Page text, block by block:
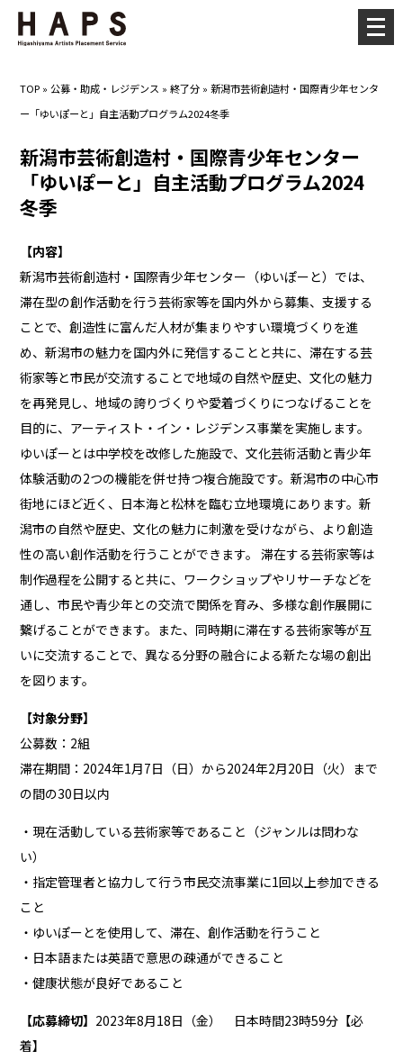
TOP »公募・助成・レジデンス »終了分 »新潟市芸術創造村・国際青少年センタ
ー「ゆいぽーと」自主活動プログラム2024冬季
新潟市芸術創造村・国際青少年センター
「ゆいぽーと」自主活動プログラム2024
冬季
【内容】
新潟市芸術創造村・国際青少年センター（ゆいぽーと）では、
滞在型の創作活動を行う芸術家等を国内外から募集、支援する
ことで、創造性に富んだ人材が集まりやすい環境づくりを進
め、新潟市の魅力を国内外に発信することと共に、滞在する芸
術家等と市民が交流することで地域の自然や歴史、文化の魅力
を再発見し、地域の誇りづくりや愛着づくりにつなげることを
目的に、アーティスト・イン・レジデンス事業を実施します。
ゆいぽーとは中学校を改修した施設で、文化芸術活動と青少年
体験活動の2つの機能を併せ持つ複合施設です。新潟市の中心市
街地にほど近く、日本海と松林を臨む立地環境にあります。新
潟市の自然や歴史、文化の魅力に刺激を受けながら、より創造
性の高い創作活動を行うことができます。 滞在する芸術家等は
制作過程を公開すると共に、ワークショップやリサーチなどを
通し、市民や青少年との交流で関係を育み、多様な創作展開に
繋げることができます。また、同時期に滞在する芸術家等が互
いに交流することで、異なる分野の融合による新たな場の創出
を図ります。
【対象分野】
公募数：2組
滞在期間：2024年1月7日（日）から2024年2月20日（火）まで
の間の30日以内
・現在活動している芸術家等であること（ジャンルは問わな
い）
・指定管理者と協力して行う市民交流事業に1回以上参加できる
こと
・ゆいぽーとを使用して、滞在、創作活動を行うこと
・日本語または英語で意思の疎通ができること
・健康状態が良好であること
【応募締切】 2023年8月18日（金） 日本時間23時59分【必
着】
メ
ニ
ー
く